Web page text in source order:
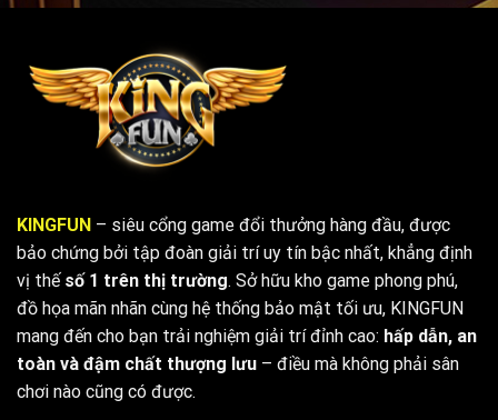
KINGFUN – siêu cổng game đổi thưởng hàng đầu, được
bảo chứng bởi tập đoàn giải tríuy tín bậc nhất, khẳng định
vị thế số 1 trên thị trường. Sởhữu kho game phong phú,
đồ họa mãn nhãn cùng hệ thống bảo mật tối ưu, KINGFUN
mang đến cho bạn trải nghiệm giải tríđỉnh cao: hấp dẫn, an
toàn và đậm chất thượng lưu – điều mà không phải sân
chơi nào cũng có được.